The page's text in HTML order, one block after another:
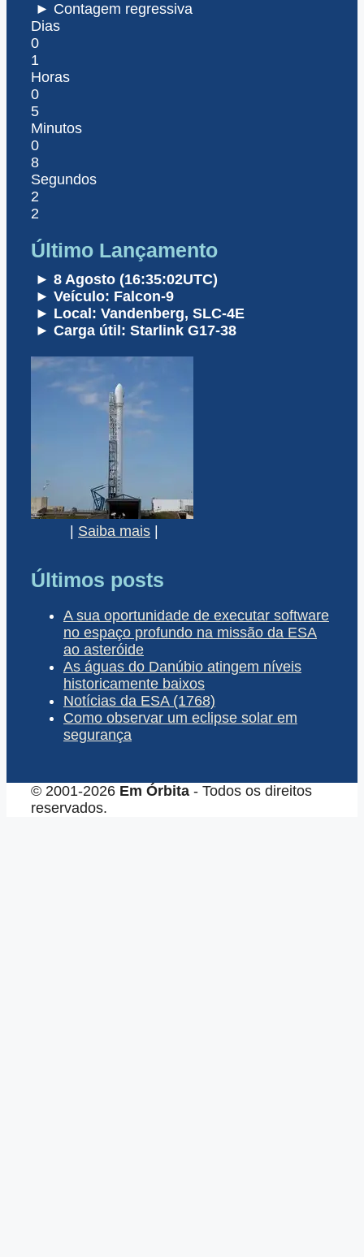
► Contagem regressiva
Dias
0
1
Horas
0
5
Minutos
0
8
Segundos
2
2
Último Lançamento
► 8 Agosto (16:35:02UTC)
► Veículo: Falcon-9
► Local: Vandenberg, SLC-4E
► Carga útil: Starlink G17-38
| Saiba mais |
Últimos posts
A sua oportunidade de executar software
no espaço profundo na missão da ESA
ao asteróide
As águas do Danúbio atingem níveis
historicamente baixos
Notícias da ESA (1768)
Como observar um eclipse solar em
segurança
© 2001-2026 Em Órbita - Todos os direitos
reservados.